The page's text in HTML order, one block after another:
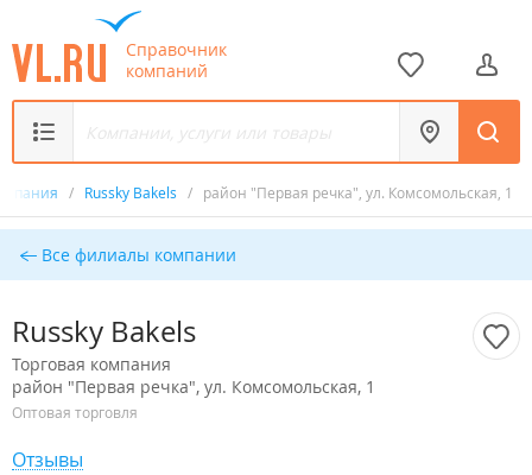
Справочник
компаний
/ Russky Bakels / район "Первая речка", ул. Комсомольская, 1
Все филиалы компании
Russky Bakels
Торговая компания
район "Первая речка", ул. Комсомольская, 1
Оптовая торговля
Отзывы